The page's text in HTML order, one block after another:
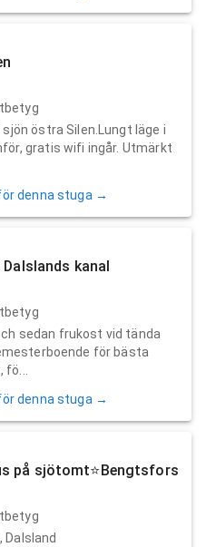
östra Silen.Lungt läge i
gratis wifi ingår. Utmärkt
denna stuga →
kanal
sedan frukost vid tända
för bästa
denna stuga →
på sjötomt⭐Bengtsfors